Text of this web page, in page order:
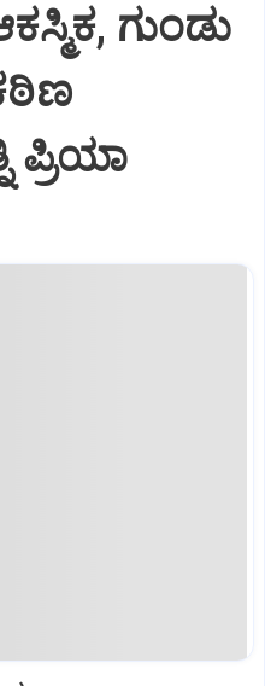
ಗುಂಡು
ಪ್ರಿಯಾ